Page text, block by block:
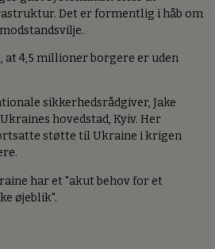
Det er formentlig i håb om
at 4,5 millioner borgere er uden
sikkerhedsrådgiver, Jake
hovedstad, Kyiv. Her
støtte til Ukraine i krigen
har et "akut behov for et
øjeblik".